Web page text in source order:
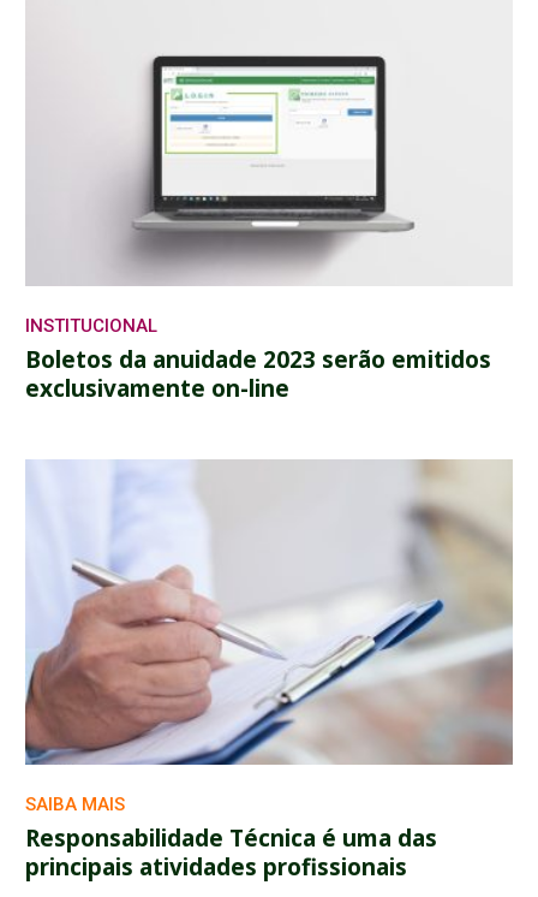
INSTITUCIONAL
Boletos da anuidade 2023 serão emitidos
exclusivamente on-line
SAIBA MAIS
Responsabilidade Técnica é uma das
principais atividades profissionais